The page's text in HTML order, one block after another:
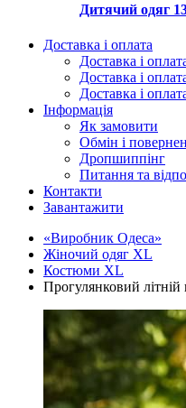
Дитячий одяг
Доставка і оплата
Доставка і
Доставка і
Доставка і
Інформація
Як замовити
Обмін і
Дропшиппінг
Питання та
Контакти
Завантажити
«Виробник Одеса»
Жіночий одяг XL
Костюми XL
Прогулянковий